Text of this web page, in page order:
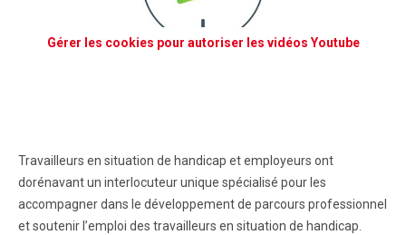
Gérer les cookies pour autoriser les vidéos Youtube
Travailleurs en situation de handicap et employeurs ont
dorénavant un interlocuteur unique spécialisé pour les
accompagner dans le développement de parcours professionnel
et soutenir l’emploi des travailleurs en situation de handicap.